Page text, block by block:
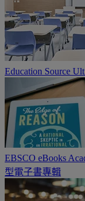
Education Source
EBSCO eBooks
型電子書專輯